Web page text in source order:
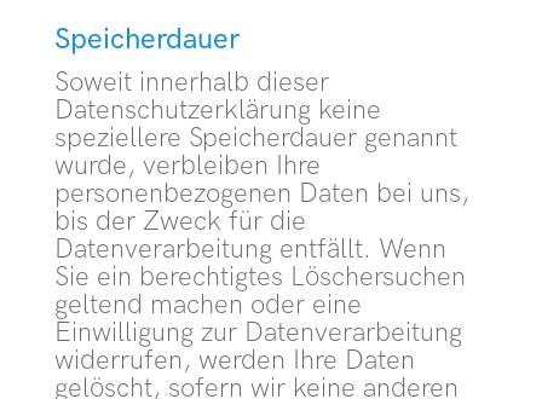
Speicherdauer
Soweit innerhalb dieser
Datenschutzerklärung keine
speziellere Speicherdauer genannt
wurde, verbleiben Ihre
personenbezogenen Daten bei uns,
bis der Zweck für die
Datenverarbeitung entfällt. Wenn
Sie ein berechtigtes Löschersuchen
geltend machen oder eine
Einwilligung zur Datenverarbeitung
widerrufen, werden Ihre Daten
gelöscht, sofern wir keine anderen